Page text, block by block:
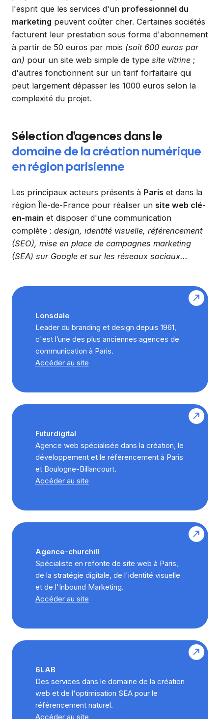
l'esprit que les services d'un professionnel du
marketing peuvent coûter cher. Certaines sociétés
facturent leur prestation sous forme d'abonnement
à partir de 50 euros par mois (soit 600 euros par
an) pour un site web simple de type site vitrine ;
d'autres fonctionnent sur un tarif forfaitaire qui
peut largement dépasser les 1000 euros selon la
complexité du projet.
Sélection d'agences dans le
domaine de la création numérique
en région parisienne
Les principaux acteurs présents à Paris et dans la
région Île-de-France pour réaliser un site web clé-
en-main et disposer d'une communication
complète : design, identité visuelle, référencement
(SEO), mise en place de campagnes marketing
(SEA) sur Google et sur les réseaux sociaux...
Lonsdale
Leader du branding et design depuis 1961,
c'est l’une des plus anciennes agences de
communication à Paris.
Accéder au site
Futurdigital
Agence web spécialisée dans la création, le
développement et le référencement à Paris
et Boulogne-Billancourt.
Accéder au site
Agence-churchill
Spécialiste en refonte de site web à Paris,
de la stratégie digitale, de l'identité visuelle
et de l'Inbound Marketing.
Accéder au site
6LAB
Des services dans le domaine de la création
web et de l'optimisation SEA pour le
référencement naturel.
Accéder au site